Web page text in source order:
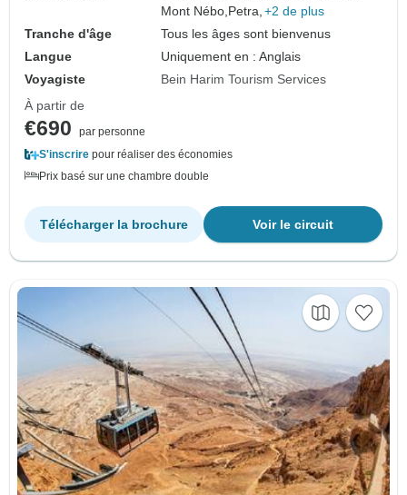
Mont Nébo, Petra, +2 de plus
Tranche d'âge
Tous les âges sont bienvenus
Langue
Uniquement en : Anglais
Voyagiste
Bein Harim Tourism Services
À partir de
€690
par personne
S'inscrire pour réaliser des économies
Prix basé sur une chambre double
Voir le circuit
Télécharger la brochure